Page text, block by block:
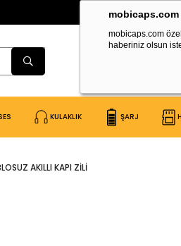
mobicaps.com
haberiniz olsun
KULAKLIK ŞARJ
AKILLI KAPI ZILI